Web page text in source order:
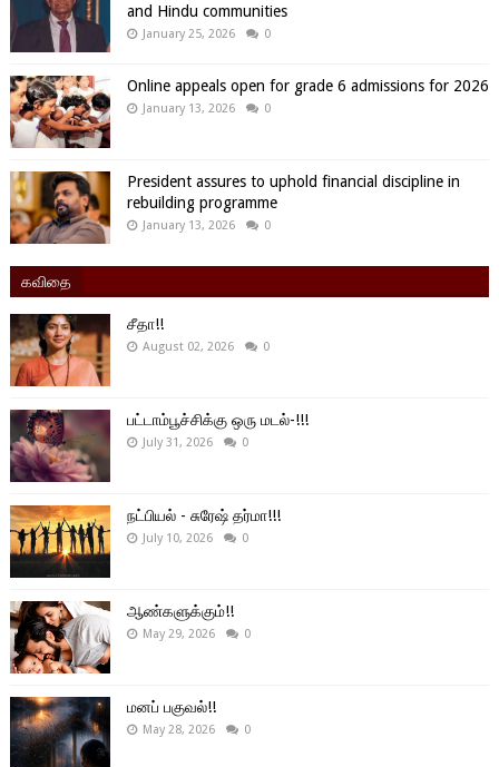
and Hindu communities
January 25, 2026 0
Online appeals open for grade 6 admissions for 2026
January 13, 2026 0
President assures to uphold financial discipline in
rebuilding programme
January 13, 2026 0
கவிதை
சீதா!!
August 02, 2026 0
பட்டாம்பூச்சிக்கு ஒரு மடல்-!!!
July 31, 2026 0
நட்பியல் - சுரேஷ் தர்மா!!!
July 10, 2026 0
ஆண்களுக்கும்!!
May 29, 2026 0
மனப் பகுவல்!!
May 28, 2026 0